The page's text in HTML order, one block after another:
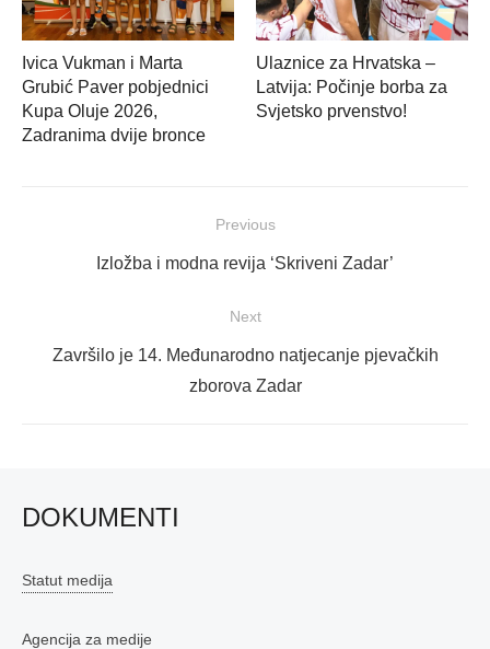
Ivica Vukman i Marta
Grubić Paver pobjednici
Kupa Oluje 2026,
Zadranima dvije bronce
Ulaznice za Hrvatska –
Latvija: Počinje borba za
Svjetsko prvenstvo!
Previous
Previous
Izložba i modna revija ‘Skriveni Zadar’
Next
NextZavršilo je 14. Međunarodno natjecanje pjevačkih
zborova Zadar
DOKUMENTI
Statut medija
Agencija za medije